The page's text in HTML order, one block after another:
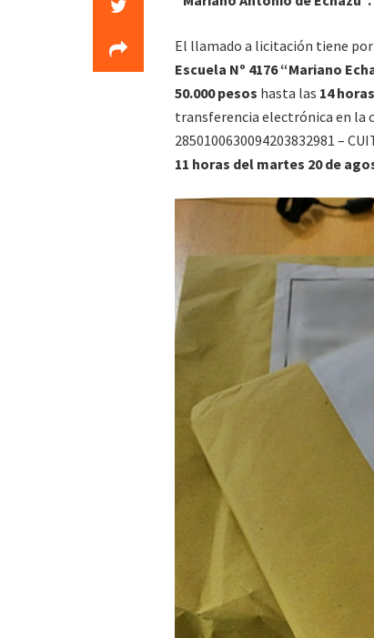
El llamado a licitación tiene
Escuela Nº 4176 “Mariano
50.000 pesos hasta las 14
transferencia electrónica en la
2850100630094203832981 –
11 horas del martes 20 de